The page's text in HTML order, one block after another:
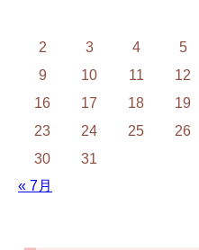
2
3 4 5
9
10 11 12
16
17 18 19
23
24 25 26
30
31
« 7月